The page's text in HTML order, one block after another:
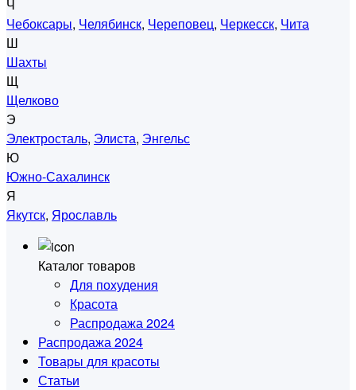
Ч
Чебоксары, Челябинск, Череповец, Черкесск, Чита
Ш
Шахты
Щ
Щелково
Э
Электросталь, Элиста, Энгельс
Ю
Южно-Сахалинск
Я
Якутск, Ярославль
Каталог товаров
Для похудения
Красота
Распродажа 2024
Распродажа 2024
Товары для красоты
Статьи